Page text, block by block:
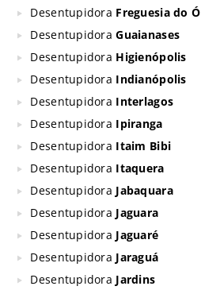
Desentupidora Freguesia do Ó
DesentupidoraGuaianases
Desentupidora Higienópolis
Desentupidora Indianópolis
Desentupidora Interlagos
Desentupidora Ipiranga
Desentupidora Itaim Bibi
Desentupidora Itaquera
Desentupidora Jabaquara
Desentupidora Jaguara
Desentupidora Jaguaré
Desentupidora Jaraguá
Desentupidora Jardins